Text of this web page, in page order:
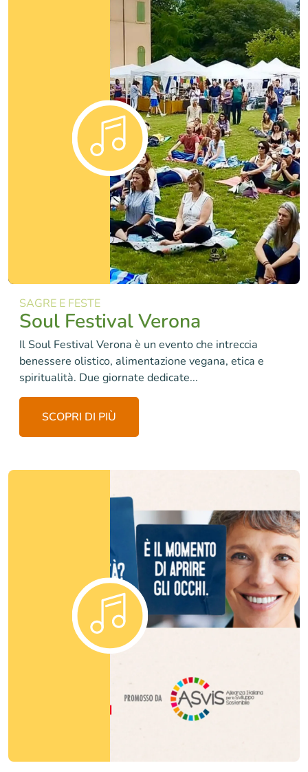
SAGRE E FESTE
Soul Festival Verona
Il Soul Festival Verona è un evento che intreccia
benessere olistico, alimentazione vegana, etica e
spiritualità. Due giornate dedicate...
SCOPRI DI PIÙ